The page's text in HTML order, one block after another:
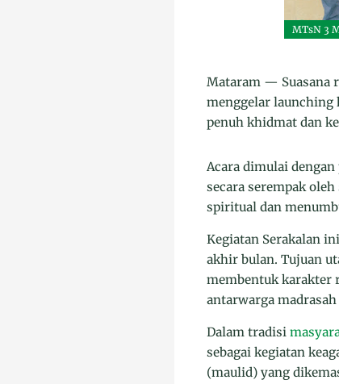
MTsN 3
Mataram — Suasana
menggelar launching
penuh khidmat dan
Acara dimulai
secara serempak
spiritual dan
Kegiatan Serakalan
akhir bulan. Tujuan
membentuk karakter
antarwarga
Dalam tradisi
sebagai kegiatan
(maulid) yang